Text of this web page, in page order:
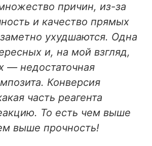
причин, из-за
и качество прямых
ухудшаются. Одна
и, на мой взгляд,
— недостаточная
Конверсия
часть реагента
То есть чем выше
выше прочность!